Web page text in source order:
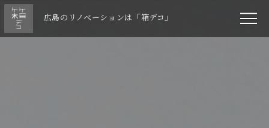
広島のリノベーションは「箱デコ」